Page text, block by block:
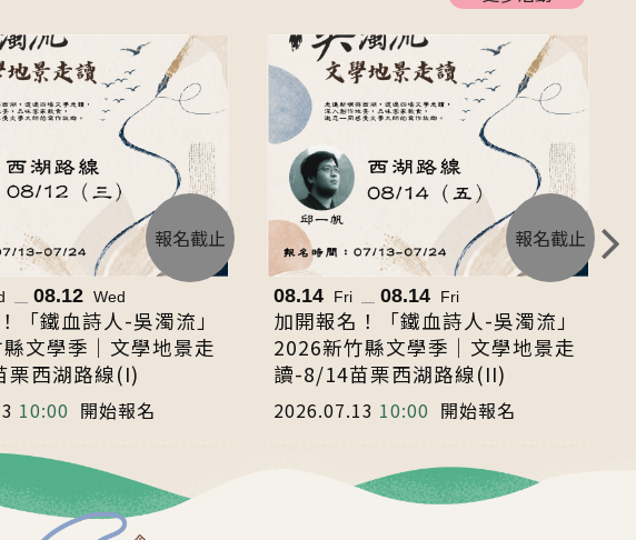
08.12 Wed
「鐵血詩人-吳濁流」
文學季｜文學地景走
栗西湖路線(I)
10:00 開始報名
報名截止
08.14 Fri 08.14 Fri
加開報名！「鐵血詩人-吳濁流」
2026新竹縣文學季｜文學地景走
讀-8/14苗栗西湖路線(II)
2026.07.13 10:00 開始報名
報名截止